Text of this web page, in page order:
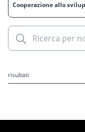
Cooperazione allo
risultati